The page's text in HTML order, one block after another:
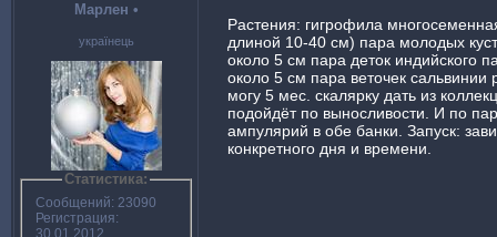
Марлен •
українець
Статистика:
Сообщений: 23090
Регистрация:
30.01.2012
Растения: гигрофила
длиной 10-40 см) пара молодых
около 5 см пара деток индийского
около 5 см пара веточек
могу 5 мес. скалярку дать из
подойдёт по выносливости. И по
ампулярий в обе банки. Запуск:
конкретного дня и времени.